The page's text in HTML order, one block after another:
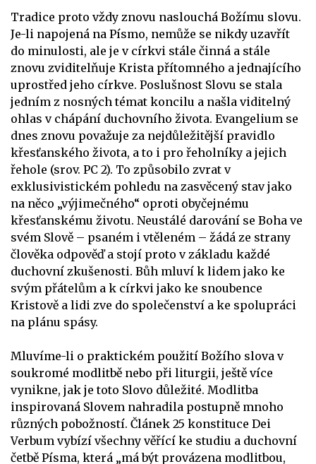
Tradice proto vždy znovu naslouchá Božímu slovu.
Je-li napojená na Písmo, nemůže se nikdy uzavřít
do minulosti, ale je v církvi stále činná a stále
znovu zviditelňuje Krista přítomného a jednajícího
uprostřed jeho církve. Poslušnost Slovu se stala
jedním z nosných témat koncilu a našla viditelný
ohlas v chápání duchovního života. Evangelium se
dnes znovu považuje za nejdůležitější pravidlo
křesťanského života, a to i pro řeholníky a jejich
řehole (srov. PC 2). To způsobilo zvrat v
exklusivistickém pohledu na zasvěcený stav jako
na něco „výjimečného“ oproti obyčejnému
křesťanskému životu. Neustálé darování se Boha ve
svém Slově – psaném i vtěleném – žádá ze strany
člověka odpověď a stojí proto v základu každé
duchovní zkušenosti. Bůh mluví k lidem jako ke
svým přátelům a k církvi jako ke snoubence
Kristově a lidi zve do společenství a ke spolupráci
na plánu spásy.
Mluvíme-li o praktickém použití Božího slova v
soukromé modlitbě nebo při liturgii, ještě více
vynikne, jak je toto Slovo důležité. Modlitba
inspirovaná Slovem nahradila postupně mnoho
různých pobožností. Článek 25 konstituce Dei
Verbum vybízí všechny věřící ke studiu a duchovní
četbě Písma, která „má být provázena modlitbou,